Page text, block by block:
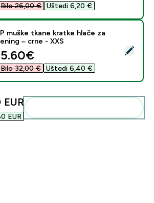
Bilo 26,00 €‎ Uštedi 6,20 €‎
proizvod - MP muške tkane kratke hlače
muške tkane kratke hlače za
– crne - XXS
price
Bilo 32,00 €‎ Uštedi 6,40 €‎
EUR‎
EUR‎